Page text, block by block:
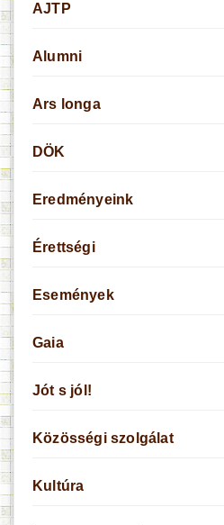
AJTP
Alumni
Ars longa
DÖK
Eredményeink
Érettségi
Események
Gaia
Jót s jól!
Közösségi szolgálat
Kultúra